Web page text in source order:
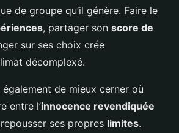
de groupe qu’il génère. Faire le
, partager son score de
sur ses choix crée
décomplexé.
de mieux cerner où
entre l’innocence revendiquée
ses propres limites.